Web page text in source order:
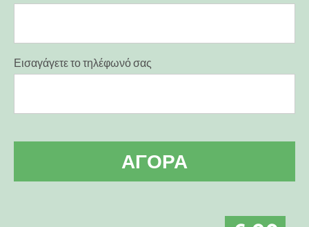
Εισαγάγετε το τηλέφωνό σας
ΑΓΟΡΆ